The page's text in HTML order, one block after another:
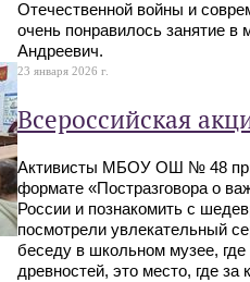
Отечественной войны и
очень понравилось занятие
Андреевич.
23 января 2026 г.
Всероссийская
Активисты МБОУ ОШ № 48
формате «Постразговора о
России и познакомить с
посмотрели увлекательный
беседу в школьном музее,
древностей, это место, где